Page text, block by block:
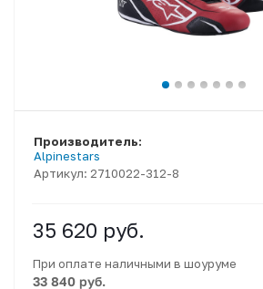
Артикул: 2710022-312-8
Производитель:
Alpinestars
35 620 руб.
При оплате наличными в шоуруме
33 840 руб.